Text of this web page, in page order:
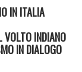
IN ITALIA
VOLTO INDIANO
IN DIALOGO